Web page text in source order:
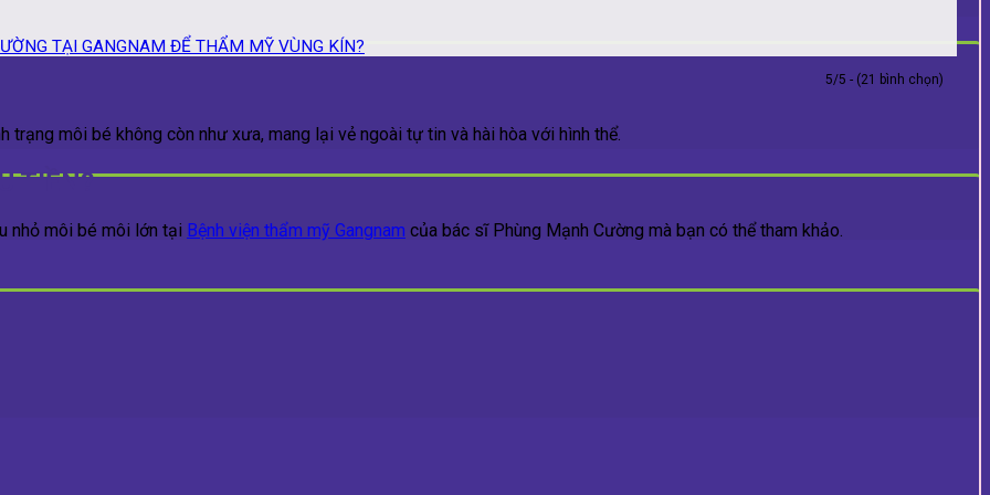
TẠI GANGNAM ĐỂ THẨM MỸ VÙNG KÍN?
5/5 - (21 bình chọn)
môi bé không còn như xưa, mang lại vẻ ngoài tự tin và hài hòa với hình thể.
TIỀN?
nhỏ môi bé môi lớn tại Bệnh viện thẩm mỹ Gangnam của bác sĩ Phùng Mạnh Cường mà bạn có thể tham khảo.